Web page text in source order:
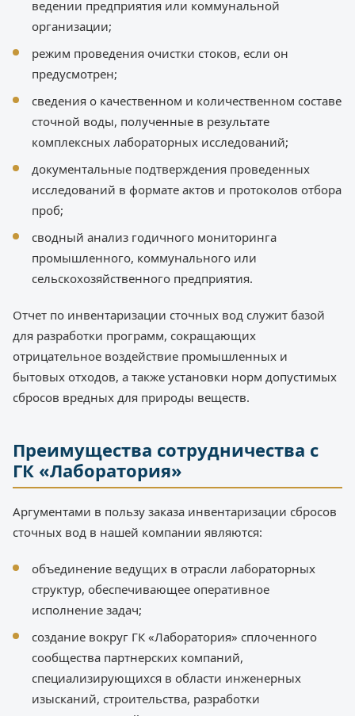
ведении предприятия или коммунальной
организации;
режим проведения очистки стоков, если он
предусмотрен;
сведения о качественном и количественном составе
сточной воды, полученные в результате
комплексных лабораторных исследований;
документальные подтверждения проведенных
исследований в формате актов и протоколов отбора
проб;
сводный анализ годичного мониторинга
промышленного, коммунального или
сельскохозяйственного предприятия.
Отчет по инвентаризации сточных вод служит базой
для разработки программ, сокращающих
отрицательное воздействие промышленных и
бытовых отходов, а также установки норм допустимых
сбросов вредных для природы веществ.
Преимущества сотрудничества с
ГК «Лаборатория»
Аргументами в пользу заказа инвентаризации сбросов
сточных вод в нашей компании являются:
объединение ведущих в отрасли лабораторных
структур, обеспечивающее оперативное
исполнение задач;
создание вокруг ГК «Лаборатория» сплоченного
сообщества партнерских компаний,
специализирующихся в области инженерных
изысканий, строительства, разработки